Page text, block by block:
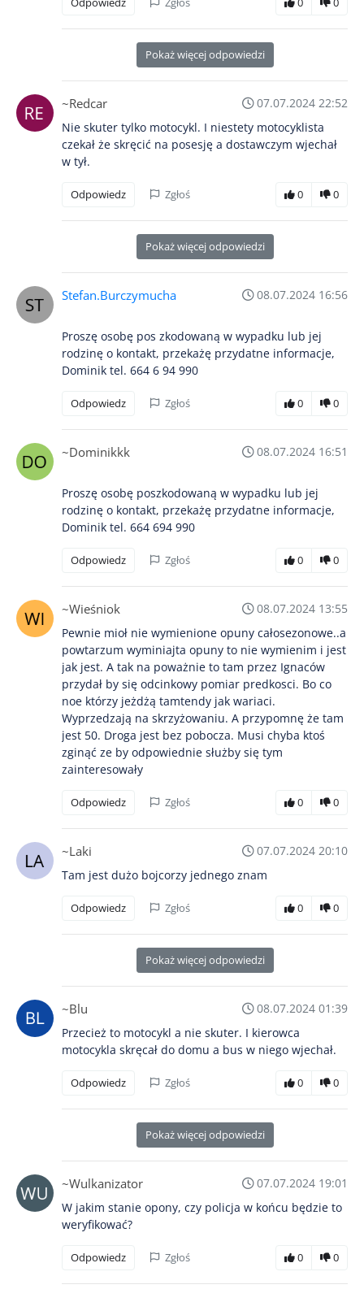
Pokaż więcej odpowiedzi
~Redcar
07.07.2024 22:52
Nie skuter tylko motocykl. I niestety motocyklista
czekał że skręcić na posesję a dostawczym wjechał
w tył.
Odpowiedz Zgłoś 0 0
Pokaż więcej odpowiedzi
Stefan.Burczymucha 08.07.2024 16:56
Proszę osobę pos zkodowaną w wypadku lub jej
rodzinę o kontakt, przekażę przydatne informacje,
Dominik tel. 664 6 94 990
Odpowiedz Zgłoś 0 0
~Dominikkk 08.07.2024 16:51
Proszę osobę poszkodowaną w wypadku lub jej
rodzinę o kontakt, przekażę przydatne informacje,
Dominik tel. 664 694 990
Odpowiedz Zgłoś 0 0
~Wieśniok
08.07.2024 13:55
Pewnie mioł nie wymienione opuny całosezonowe..a
powtarzum wyminiajta opuny to nie wymienim i jest
jak jest. A tak na poważnie to tam przez Ignaców
przydał by się odcinkowy pomiar predkosci. Bo co
noe którzy jeżdżą tamtendy jak wariaci.
Wyprzedzają na skrzyżowaniu. A przypomnę że tam
jest 50. Droga jest bez pobocza. Musi chyba ktoś
zginąć ze by odpowiednie służby się tym
zainteresowały
Odpowiedz Zgłoś 0 0
~Laki
07.07.2024 20:10
Tam jest dużo bojcorzy jednego znam
Odpowiedz Zgłoś 0 0
Pokaż więcej odpowiedzi
~Blu
08.07.2024 01:39
Przecież to motocykl a nie skuter. I kierowca
motocykla skręcał do domu a bus w niego wjechał.
Odpowiedz Zgłoś 0 0
Pokaż więcej odpowiedzi
~Wulkanizator
07.07.2024 19:01
W jakim stanie opony, czy policja w końcu będzie to
weryfikować?
Odpowiedz Zgłoś 0 0